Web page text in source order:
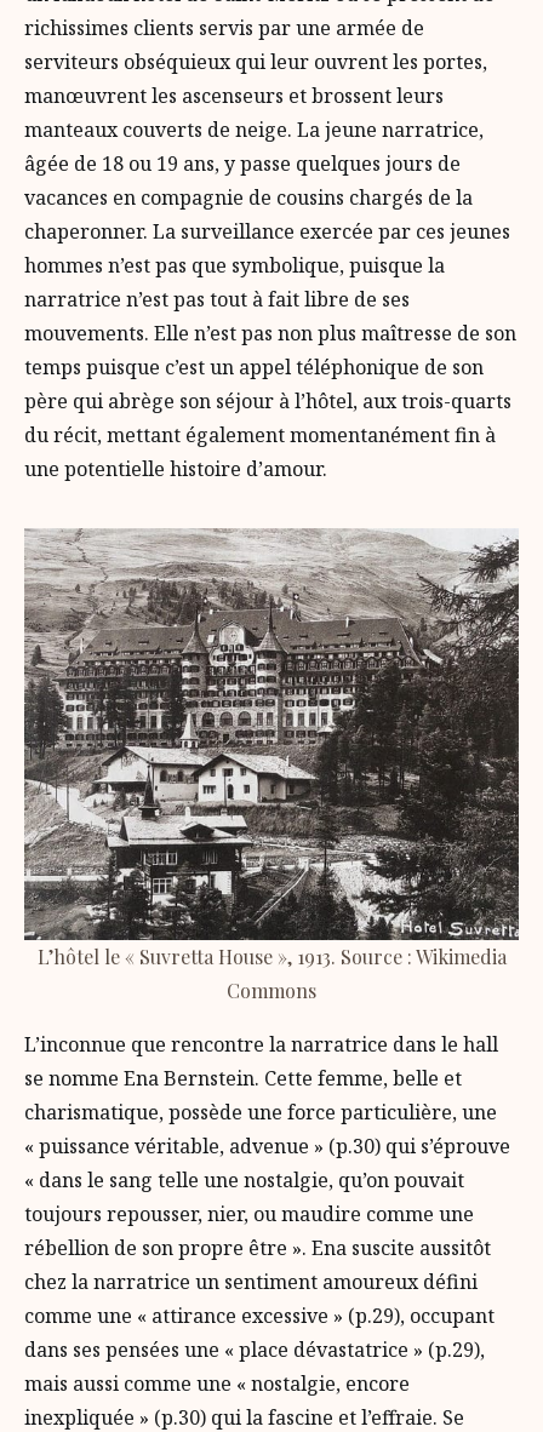
richissimes clients servis par une armée de
serviteurs obséquieux qui leur ouvrent les portes,
manœuvrent les ascenseurs et brossent leurs
manteaux couverts de neige. La jeune narratrice,
âgée de 18 ou 19 ans, y passe quelques jours de
vacances en compagnie de cousins chargés de la
chaperonner. La surveillance exercée par ces jeunes
hommes n’est pas que symbolique, puisque la
narratrice n’est pas tout à fait libre de ses
mouvements. Elle n’est pas non plus maîtresse de son
temps puisque c’est un appel téléphonique de son
père qui abrège son séjour à l’hôtel, aux trois-quarts
du récit, mettant également momentanément fin à
une potentielle histoire d’amour.
L’hôtel le « Suvretta House », 1913. Source : Wikimedia
Commons
L’inconnue que rencontre la narratrice dans le hall
se nomme Ena Bernstein. Cette femme, belle et
charismatique, possède une force particulière, une
« puissance véritable, advenue » (p.30) qui s’éprouve
« dans le sang telle une nostalgie, qu’on pouvait
toujours repousser, nier, ou maudire comme une
rébellion de son propre être ». Ena suscite aussitôt
chez la narratrice un sentiment amoureux défini
comme une « attirance excessive » (p.29), occupant
dans ses pensées une « place dévastatrice » (p.29),
mais aussi comme une « nostalgie, encore
inexpliquée » (p.30) qui la fascine et l’effraie. Se